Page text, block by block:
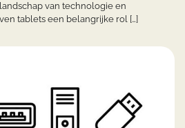
van technologie en
tablets een belangrijke rol […]